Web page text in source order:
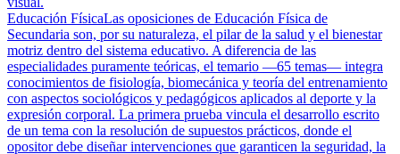
Educación FísicaLas oposiciones de Educación Física de
Secundaria son, por su naturaleza, el pilar de la salud y el bienestar
motriz dentro del sistema educativo. A diferencia de las
especialidades puramente teóricas, el temario —65 temas— integra
conocimientos de fisiología, biomecánica y teoría del entrenamiento
con aspectos sociológicos y pedagógicos aplicados al deporte y la
expresión corporal. La primera prueba vincula el desarrollo escrito
de un tema con la resolución de supuestos prácticos, donde el
opositor debe diseñar intervenciones que garanticen la seguridad, la